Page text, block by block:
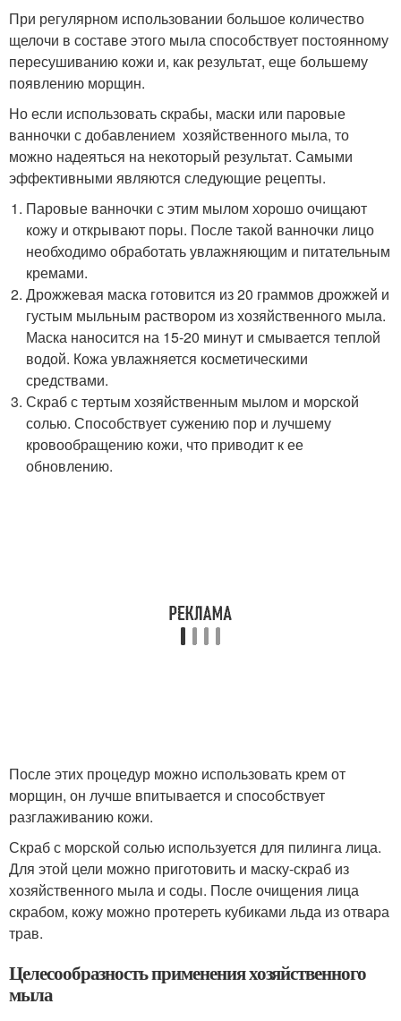
При регулярном использовании большое количество
щелочи в составе этого мыла способствует постоянному
пересушиванию кожи и, как результат, еще большему
появлению морщин.
Но если использовать скрабы, маски или паровые
ванночки с добавлением хозяйственного мыла, то
можно надеяться на некоторый результат. Самыми
эффективными являются следующие рецепты.
Паровые ванночки с этим мылом хорошо очищают
кожу и открывают поры. После такой ванночки лицо
необходимо обработать увлажняющим и питательным
кремами.
Дрожжевая маска готовится из 20 граммов дрожжей и
густым мыльным раствором из хозяйственного мыла.
Маска наносится на 15-20 минут и смывается теплой
водой. Кожа увлажняется косметическими
средствами.
Скраб с тертым хозяйственным мылом и морской
солью. Способствует сужению пор и лучшему
кровообращению кожи, что приводит к ее
обновлению.
После этих процедур можно использовать крем от
морщин, он лучше впитывается и способствует
разглаживанию кожи.
Скраб с морской солью используется для пилинга лица.
Для этой цели можно приготовить и маску-скраб из
хозяйственного мыла и соды. После очищения лица
скрабом, кожу можно протереть кубиками льда из отвара
трав.
Целесообразность применения хозяйственного
мыла